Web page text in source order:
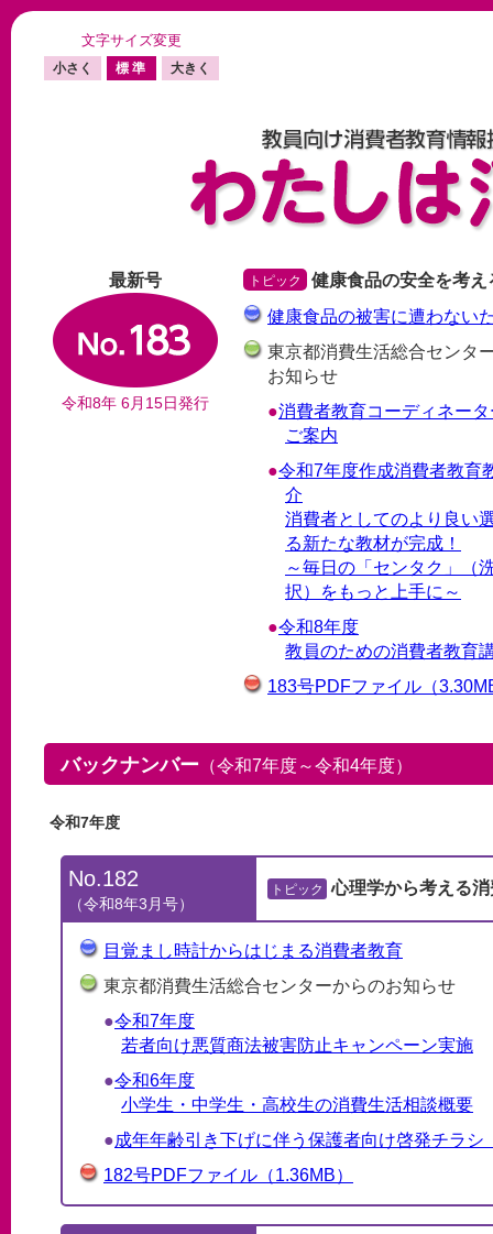
文字サイズ変更
小さく 標準 大きく
最新号
令和8年 6月15日発行
トピック
健康食品の安全を考え
健康食品の被害に遭わない
東京都消費生活総合センタ
お知らせ
消費者教育コーディネー
ご案内
令和7年度作成消費者教育
介
消費者としてのより良い
る新たな教材が完成！
～毎日の「センタク」（
択）をもっと上手に～
令和8年度
教員のための消費者教育
183号PDFファイル （
バックナンバー （令和7年度～令和4年度）
令和7年度
No.182
（令和8年3月号）
トピック 心理学から考える
目覚まし時計からはじまる消費者教育
東京都消費生活総合センターからのお知らせ
令和7年度
若者向け悪質商法被害防止キャンペーン実施
令和6年度
小学生・中学生・高校生の消費生活相談概要
成年年齢引き下げに伴う保護者向け啓発チラ
182号PDFファイル （1.36MB）